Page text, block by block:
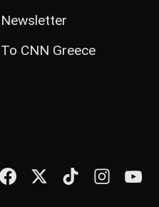
Newsletter
Το CNN Greece